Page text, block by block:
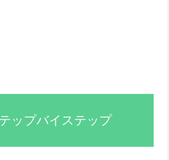
ップバイステップ